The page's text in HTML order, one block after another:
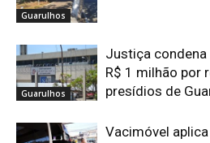
Guarulhos
Guarulhos
Justiça condena
R$ 1 milhão por
presídios de
Vacimóvel